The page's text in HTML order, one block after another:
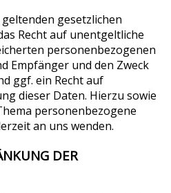
gesetzlichen
Recht auf unentgeltliche
personenbezogenen
Empfänger und den Zweck
ggf. ein Recht auf
dieser Daten. Hierzu sowie
personenbezogene
an uns wenden.
DER